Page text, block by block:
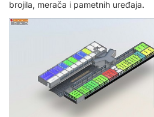
brojila, merača i pametnih uređaja.